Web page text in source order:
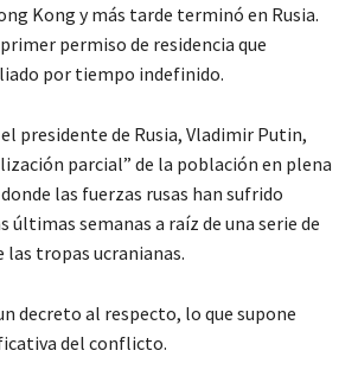
Kong y más tarde terminó en Rusia.
permiso de residencia que
por tiempo indefinido.
presidente de Rusia, Vladimir Putin,
parcial” de la población en plena
las fuerzas rusas han sufrido
últimas semanas a raíz de una serie de
tropas ucranianas.
decreto al respecto, lo que supone
del conflicto.